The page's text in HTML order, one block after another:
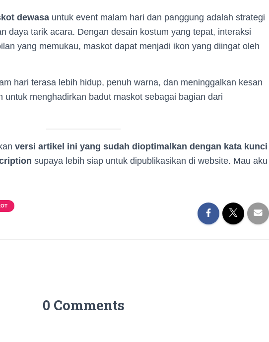
dewasa untuk event malam hari dan panggung adalah strategi
daya tarik acara. Dengan desain kostum yang tepat, interaksi
yang memukau, maskot dapat menjadi ikon yang diingat oleh
hari terasa lebih hidup, penuh warna, dan meninggalkan kesan
untuk menghadirkan badut maskot sebagai bagian dari
versi artikel ini yang sudah dioptimalkan dengan kata kunci
supaya lebih siap untuk dipublikasikan di website. Mau aku
0 Comments